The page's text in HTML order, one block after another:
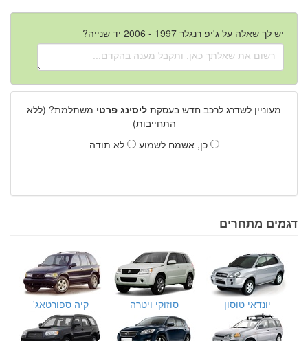
יש לך שאלה על ג'יפ רנגלר 1997 - 2006 יד שנייה?
מעוניין לשדרג לרכב חדש בעסקת ליסינג פרטי משתלמת? (ללא
התחייבות)
כן, אשמח לשמוע
לא תודה
דגמים מתחרים
יונדאי טוסון סוזוקי ויטרה קיה ספורטאג'